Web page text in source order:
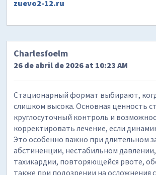
zuevo2-12.ru
Charlesfoelm
26 de abril de 2026 at 10:23 AM
Стационарный формат выбирают,
слишком высока. Основная ценность
круглосуточный контроль и
корректировать лечение, если
Это особенно важно при длительном
абстиненции, нестабильном
тахикардии, повторяющейся рвоте,
также при подозрении на осложнения